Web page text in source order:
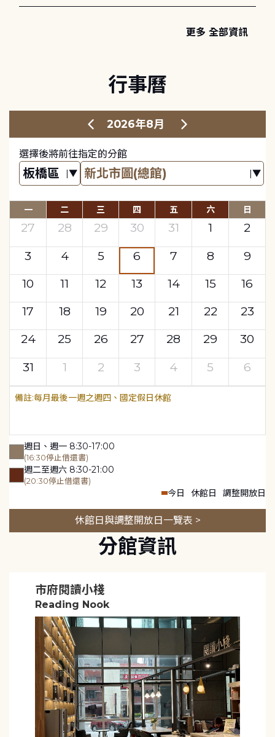
更多 全部資訊
行事曆
2026年8月
選擇後將前往指定的分館
一 二 三 四 五 六 日
27 28 29 30 31 1
2
3
4 5 6 7 8
9
10
11 12 13 14 15
16
17
18 19 20 21 22
23
24
25 26 27 28 29
30
31
1 2 3 4 5 6
每月最後一週之週四、國定假日休館
週日、週一 8:30-17:00
(16:30停止借還書)
週二至週六 8:30-21:00
(20:30停止借還書)
今日 休館日 調整開放日
休館日與調整開放日一覽表 >
分館資訊
市府閱讀小棧
Reading Nook